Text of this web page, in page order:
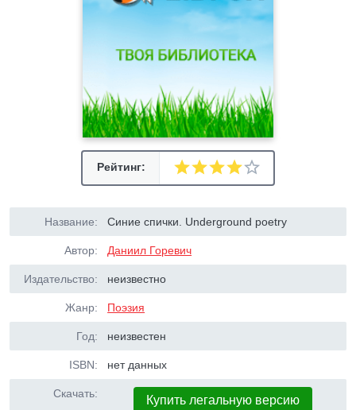
Рейтинг:
Название: Синие спички. Underground poetry
Автор: Даниил Горевич
Издательство: неизвестно
Жанр: Поэзия
Год: неизвестен
ISBN: нет данных
Скачать: Купить легальную версию